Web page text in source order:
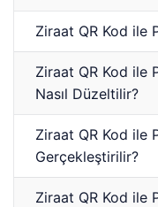
Ziraat QR Kod ile
Ziraat QR Kod ile
Nasıl Düzeltilir?
Ziraat QR Kod ile
Gerçekleştirilir?
Ziraat QR Kod ile